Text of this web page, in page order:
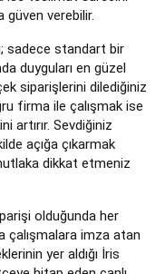
verebilir.
sadece standart bir
duyguları en güzel
siparişlerini dilediğiniz
firma ile çalışmak ise
artırır. Sevdiğiniz
açığa çıkarmak
dikkat etmeniz
olduğunda her
çalışmalara imza atan
yer aldığı İris